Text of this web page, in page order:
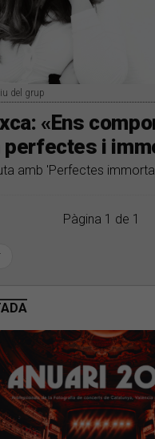
del grup
«Ens
i
amb 'Perfectes
Pàgina 1 de 1